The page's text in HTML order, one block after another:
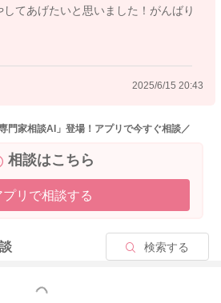
なされていない時期なので、全部をス
問題ないです。手でつかんで食べら
ーが食べられるのはとても良いです
て、色々試してみるのも良いと思いま
の体験も広がりますし、同じものを食
かもしれないですね。
理、蒸し料理など、取り分けできそう
てあげたいと思いました！がんばり
2025/6/15 20:43
門家相談AI」登場！アプリで今すぐ相談／
相談はこちら
プリで相談する
検索する
もっと見る